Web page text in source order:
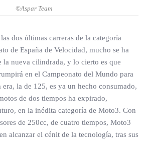
©Aspar Team
dos últimas carreras de la categoría
de España de Velocidad, mucho se ha
la nueva cilindrada, y lo cierto es que
en el Campeonato del Mundo para
la de 125, es ya un hecho consumado,
de dos tiempos ha expirado,
en la inédita categoría de Moto3. Con
de 250cc, de cuatro tiempos, Moto3
alcanzar el cénit de la tecnología, tras sus